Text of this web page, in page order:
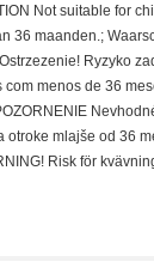
Not suitable for
maanden.;
Ryzyko
menos de 36
mlajše od 36
Risk för